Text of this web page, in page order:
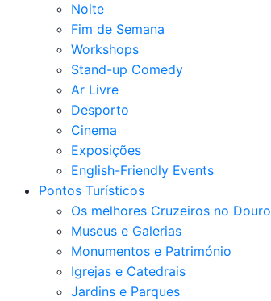
Noite
Fim de Semana
Workshops
Stand-up Comedy
Ar Livre
Desporto
Cinema
Exposições
English-Friendly Events
Pontos Turísticos
Os melhores Cruzeiros no Douro​
Museus e Galerias
Monumentos e Património
Igrejas e Catedrais
Jardins e Parques